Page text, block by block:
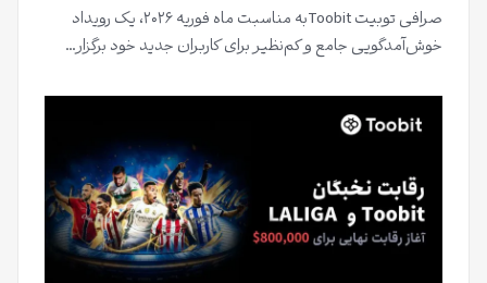
صرافی توبیت Toobitبه مناسبت ماه فوریه ۲۰۲۶، یک رویداد
خوش‌آمدگویی جامع و کم‌نظیر برای کاربران جدید خود برگزار…